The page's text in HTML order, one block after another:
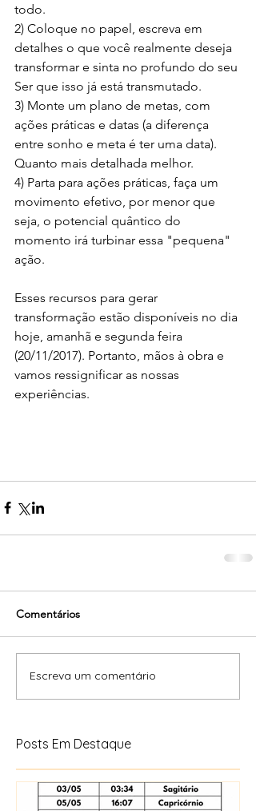
todo.
2) Coloque no papel, escreva em
detalhes o que você realmente deseja
transformar e sinta no profundo do seu
Ser que isso já está transmutado.
3) Monte um plano de metas, com
ações práticas e datas (a diferença
entre sonho e meta é ter uma data).
Quanto mais detalhada melhor.
4) Parta para ações práticas, faça um
movimento efetivo, por menor que
seja, o potencial quântico do
momento irá turbinar essa "pequena"
ação.
Esses recursos para gerar
transformação estão disponíveis no dia
hoje, amanhã e segunda feira
(20/11/2017). Portanto, mãos à obra e
vamos ressignificar as nossas
experiências.
Comentários
Escreva um comentário
Posts Em Destaque